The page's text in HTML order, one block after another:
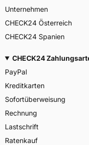
Unternehmen
CHECK24 Österreich
CHECK24 Spanien
CHECK24
PayPal
Kreditkarten
Sofortüberweisung
Rechnung
Lastschrift
Ratenkauf